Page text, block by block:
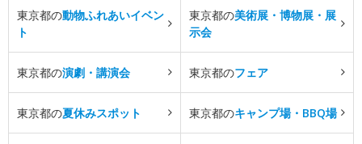
東京都の動物ふれあいイベン
ト
東京都の美術展・博物展・展
示会
東京都の演劇・講演会 東京都のフェア
東京都の夏休みスポット 東京都のキャンプ場・BBQ場